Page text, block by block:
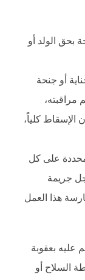
بحق الولد أو
أو جنحة
مراقبته،
الإسقاط كلياً،
محددة على كل
جريمة
هذا العمل
عليه بعقوبة
السلاح أو